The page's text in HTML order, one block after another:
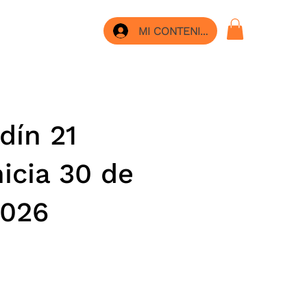
MI CONTENIDO
21
30 de